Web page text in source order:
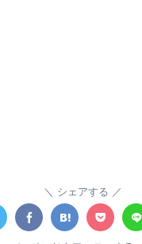
シェアする